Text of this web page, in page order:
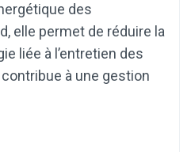
des
elle permet de réduire la
liée à l’entretien des
à une gestion